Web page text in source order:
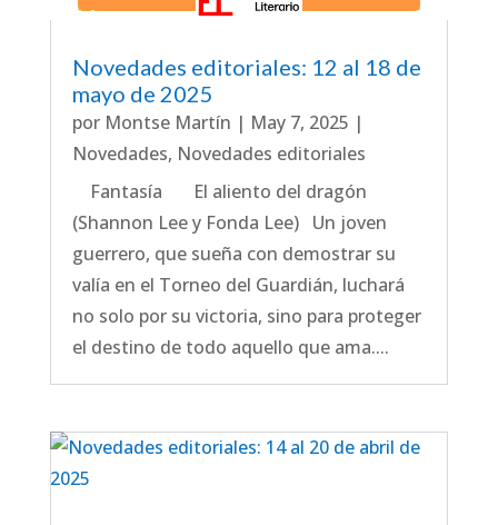
Novedades editoriales: 12 al 18 de
mayo de 2025
por Montse Martín | May 7, 2025 |
Novedades, Novedades editoriales
Fantasía El aliento del dragón
(Shannon Lee y Fonda Lee) Un joven
guerrero, que sueña con demostrar su
valía en el Torneo del Guardián, luchará
no solo por su victoria, sino para proteger
el destino de todo aquello que ama....